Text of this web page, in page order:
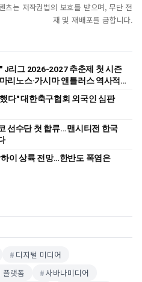
는 저작권법의 보호를 받으며, 무단 전
재 및 재배포를 금합니다.
J리그 2026-2027 추춘제 첫 시즌
리노스·가시마 앤틀러스 역사적
다" 대한축구협회 외국인 심판
선수단 첫 합류...맨시티전 한국
이 상륙 전망…한반도 폭염은
디지털 미디어
플랫폼
사바나미디어